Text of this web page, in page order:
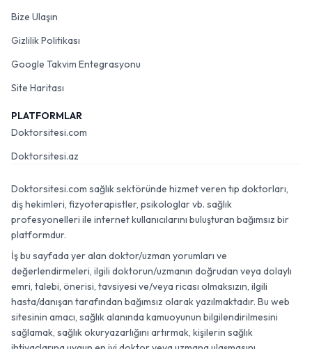
Bize Ulaşın
Gizlilik Politikası
Google Takvim Entegrasyonu
Site Haritası
PLATFORMLAR
Doktorsitesi.com
Doktorsitesi.az
Doktorsitesi.com sağlık sektöründe hizmet veren tıp doktorları,
diş hekimleri, fizyoterapistler, psikologlar vb. sağlık
profesyonelleri ile internet kullanıcılarını buluşturan bağımsız bir
platformdur.
İş bu sayfada yer alan doktor/uzman yorumları ve
değerlendirmeleri, ilgili doktorun/uzmanın doğrudan veya dolaylı
emri, talebi, önerisi, tavsiyesi ve/veya ricası olmaksızın, ilgili
hasta/danışan tarafından bağımsız olarak yazılmaktadır. Bu web
sitesinin amacı, sağlık alanında kamuoyunun bilgilendirilmesini
sağlamak, sağlık okuryazarlığını artırmak, kişilerin sağlık